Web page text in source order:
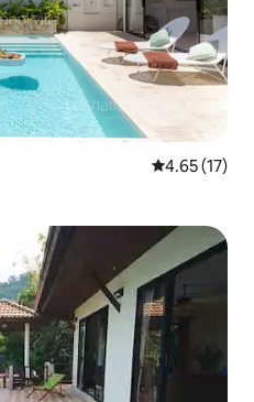
平均评分
4.65 (17)